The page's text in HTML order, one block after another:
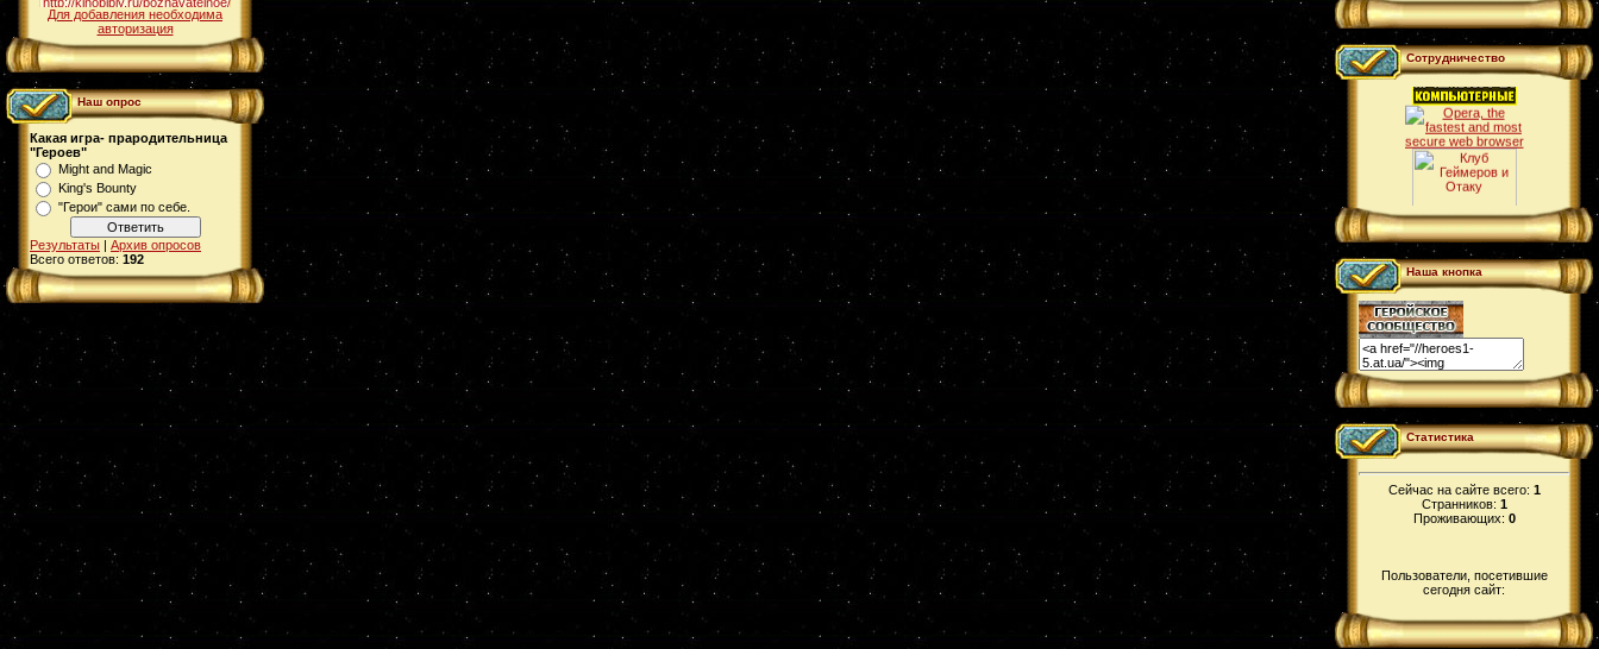
Для добавления необходима
авторизация
Наш опрос
Какая игра- прародительница
"Героев"
Might and Magic
King's Bounty
"Герои" сами по себе.
Результаты | Архив опросов
Всего ответов: 192
Сотрудничество
Наша кнопка
Статистика
Сейчас на сайте всего: 1
Странников: 1
Проживающих: 0
Пользователи, посетившие
сегодня сайт: